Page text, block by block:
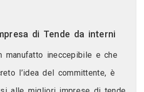
di Tende da interni
manufatto ineccepibile e che
l’idea del committente, è